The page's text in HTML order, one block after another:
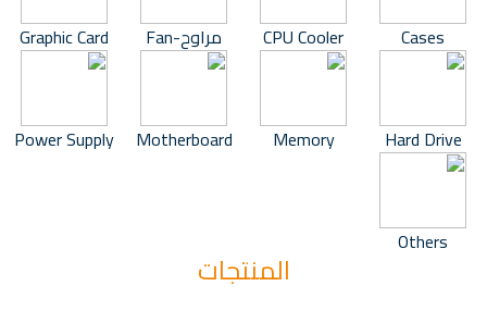
Cases
CPU Cooler مراوح-Fan Graphic Card
Hard Drive
Memory
Motherboard
Power Supply
Others
المنتجات